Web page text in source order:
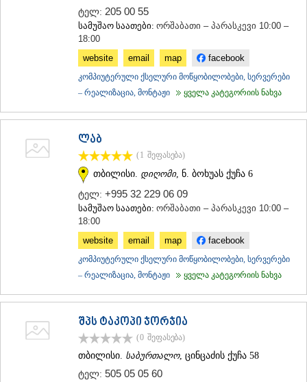
ტელ: 205 00 55
სამუშაო საათები: ორშაბათი – პარასკევი 10:00 –
18:00
website
email map facebook
კომპიუტერული ქსელური მოწყობილობები, სერვერები
– რეალიზაცია, მონტაჟი
ყველა კატეგორიის ნახვა
ლაბ
(1 შეფასება)
თბილისი. დიღომი, ნ. ბოხუას ქუჩა 6
ტელ: +995 32 229 06 09
სამუშაო საათები: ორშაბათი – პარასკევი 10:00 –
18:00
website
email map facebook
კომპიუტერული ქსელური მოწყობილობები, სერვერები
– რეალიზაცია, მონტაჟი
ყველა კატეგორიის ნახვა
შპს ტაკოპი ჯორჯია
(0 შეფასება)
თბილისი. საბურთალო, ცინცაძის ქუჩა 58
ტელ: 505 05 05 60